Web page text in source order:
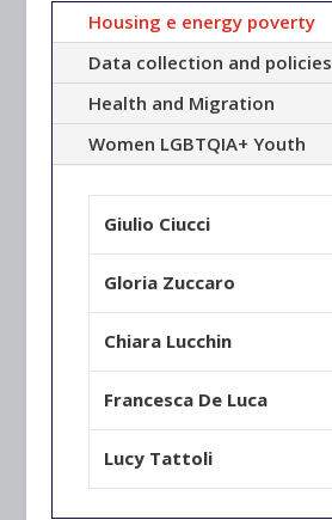
Housing e energy poverty
Data collection and policies
Health and Migration
Women LGBTQIA+ Youth
Giulio Ciucci
Gloria Zuccaro
Chiara Lucchin
Francesca De Luca
Lucy Tattoli